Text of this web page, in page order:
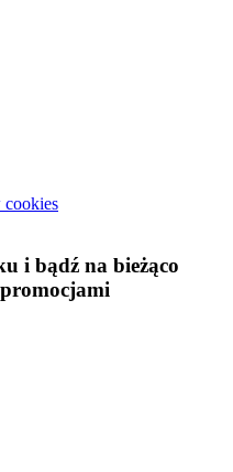
i bądź na bieżąco
promocjami